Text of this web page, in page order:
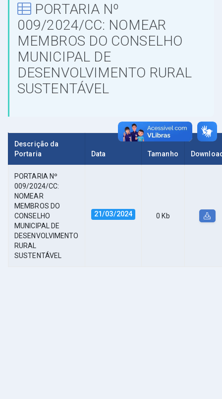
PORTARIA Nº
009/2024/CC: NOMEAR
MEMBROS DO CONSELHO
MUNICIPAL DE
DESENVOLVIMENTO RURAL
SUSTENTÁVEL
Descrição da
Portaria
Data Tamanho
PORTARIA Nº
009/2024/CC:
NOMEAR
MEMBROS DO
CONSELHO
MUNICIPAL DE
DESENVOLVIMENTO
RURAL
SUSTENTÁVEL
21/03/2024 0 Kb